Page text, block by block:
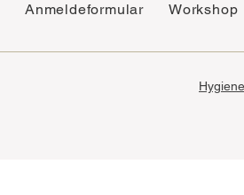
Anmeldeformular Workshop